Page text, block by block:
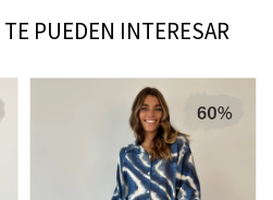
PUEDEN INTERESAR